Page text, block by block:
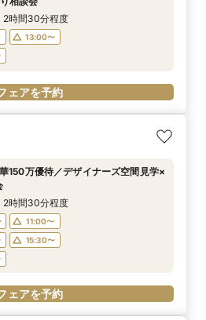
18:00〜
ェアを予約
18:00〜
ェアを予約
18:00〜
ェアを予約
18:00〜
ェアを予約
2時間30分程度
13:00〜
ェアを予約
150万優待／デザイナーズ空間見学×
2時間30分程度
11:00〜
15:30〜
ェアを予約